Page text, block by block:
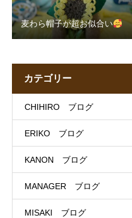
麦わら帽子が超お似合い
カテゴリー
CHIHIRO ブログ
ERIKO ブログ
KANON ブログ
MANAGER ブログ
MISAKI ブログ